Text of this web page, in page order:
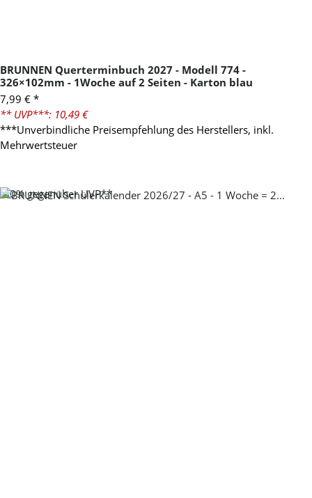
BRUNNEN Querterminbuch 2027 - Modell 774 -
326×102mm - 1Woche auf 2 Seiten - Karton blau
7,99 € *
** UVP***: 10,49 €
***Unverbindliche Preisempfehlung des Herstellers, inkl.
Mehrwertsteuer
-30%gegenüber UVP**